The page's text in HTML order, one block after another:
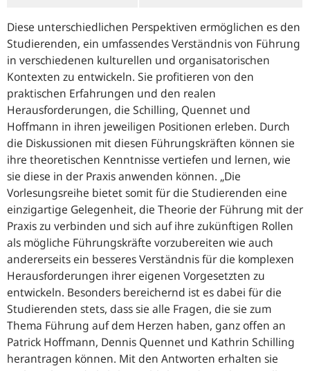
Diese unterschiedlichen Perspektiven ermöglichen es den
Studierenden, ein umfassendes Verständnis von Führung
in verschiedenen kulturellen und organisatorischen
Kontexten zu entwickeln. Sie profitieren von den
praktischen Erfahrungen und den realen
Herausforderungen, die Schilling, Quennet und
Hoffmann in ihren jeweiligen Positionen erleben. Durch
die Diskussionen mit diesen Führungskräften können sie
ihre theoretischen Kenntnisse vertiefen und lernen, wie
sie diese in der Praxis anwenden können. Die
Vorlesungsreihe bietet somit für die Studierenden eine
einzigartige Gelegenheit, die Theorie der Führung mit der
Praxis zu verbinden und sich auf ihre zukünftigen Rollen
als mögliche Führungskräfte vorzubereiten wie auch
andererseits ein besseres Verständnis für die komplexen
Herausforderungen ihrer eigenen Vorgesetzten zu
entwickeln. Besonders bereichernd ist es dabei für die
Studierenden stets, dass sie alle Fragen, die sie zum
Thema Führung auf dem Herzen haben, ganz offen an
Patrick Hoffmann, Dennis Quennet und Kathrin Schilling
herantragen können. Mit den Antworten erhalten sie